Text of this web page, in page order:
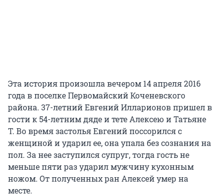
Эта история произошла вечером 14 апреля 2016
года в поселке Первомайский Коченевского
района. 37-летний Евгений Илларионов пришел в
гости к 54-летним дяде и тете Алексею и Татьяне
Т. Во время застолья Евгений поссорился с
женщиной и ударил ее, она упала без сознания на
пол. За нее заступился супруг, тогда гость не
меньше пяти раз ударил мужчину кухонным
ножом. От полученных ран Алексей умер на
месте.